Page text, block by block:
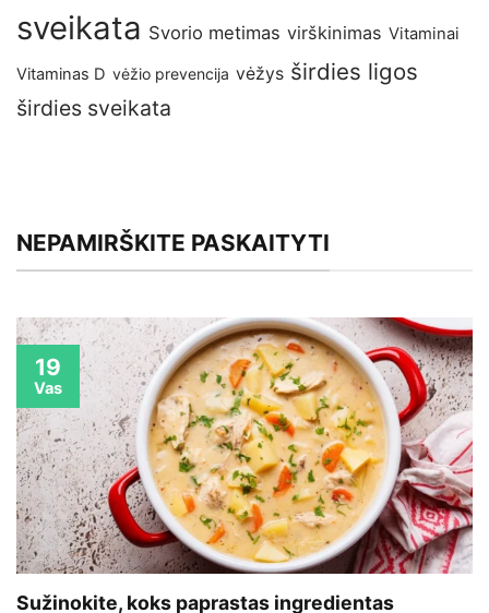
sveikata Svorio metimas virškinimas Vitaminai
Vitaminas D vėžio prevencija vėžys širdies ligos
širdies sveikata
NEPAMIRŠKITE PASKAITYTI
Sužinokite, koks paprastas ingredientas
19
Vas